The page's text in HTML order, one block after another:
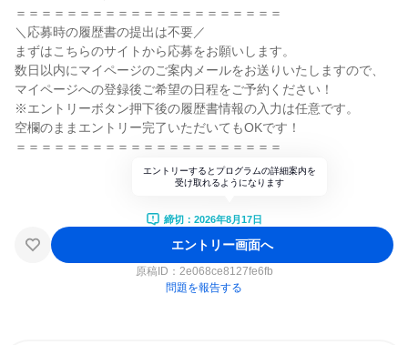
＝＝＝＝＝＝＝＝＝＝＝＝＝＝＝＝＝＝＝＝＝
＼応募時の履歴書の提出は不要／
まずはこちらのサイトから応募をお願いします。
数日以内にマイページのご案内メールをお送りいたしますので、
マイページへの登録後ご希望の日程をご予約ください！
※エントリーボタン押下後の履歴書情報の入力は任意です。
空欄のままエントリー完了いただいてもOKです！
＝＝＝＝＝＝＝＝＝＝＝＝＝＝＝＝＝＝＝＝＝
エントリーするとプログラムの詳細案内を
受け取れるようになります
締切：2026年8月17日
エントリー画面へ
原稿ID： 2e068ce8127fe6fb
問題を報告する